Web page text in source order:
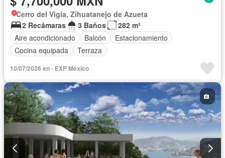
Cerro del Vigía, Zihuatanejo de Azueta
2 Recámaras
3 Baños
282 m²
Aire acondicionado
Balcón
Estacionamiento
Cocina equipada
Terraza
10/07/2026 en - EXP México